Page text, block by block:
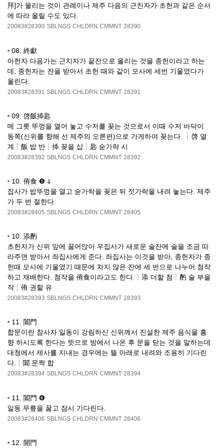
拜]가 올리는 것이 관례이나 제주 다음의 근친자가 초헌과 같은 순서
에 따라 올릴 수도 있다.
20083#28390 SBLNGS CHLDRN CMMNT 28390
• 08. 終獻
아헌자 다음가는 근치자가 끝잔으로 올리는 것을 종헌이라고 하는
데, 종헌자는 잔을 받아서 초헌 때와 같이 모사에 세번 기울였다가
올린다.
20083#28391 SBLNGS CHLDRN CMMNT 28391
• 09. 啓飯揷匙
메 그릇 뚜껑을 열어 놓고 수저를 꽂는 것으로서 이때 수저 바닥이
동쪽(신위를 향해 선 제주의 오른편)으로 가게하여 꽂는다. ┆啓 열
계┆飯 밥 반┆揷 꽂을 삽┆匙 숟가락 시
20083#28392 SBLNGS CHLDRN CMMNT 28392
• 10. 侑食 ❺ ↆ
집사가 밥뚜껑을 열고 숟가락을 꽂은 뒤 젓가락을 내려 놓는다. 제주
가 두 번 절한다.
20083#28405 SBLNGS CHLDRN CMMNT 28405
• 10. 添酌
초헌자가 신위 앞에 꿇어앉아 우집사가 새로운 술잔에 술을 조금 따
라주면 받아서 좌집사에게 준다. 좌집사는 이것을 받아, 종헌자가 종
헌때 모사에 기울였기 때문에 차지 않은 잔에 세 번으로 나누어 첨작
하고 재배한다. 첨작을 侑食이라고도 한다.┆添 더할 첨┆酌 술 부을
작┆侑 권할 유
20083#28393 SBLNGS CHLDRN CMMNT 28393
• 11. 闔門
합문이란 참사자 일동이 강림하신 신위께서 진설한 제주 음식을 흠
향 하시도록 한다는 뜻으로 방에서 나온 후 문을 닫는 것을 말하는데
대청에서 제사를 지내는 경우에는 뜰 아래로 내려와 조용히 기다린
다.┆闔 문짝 합
20083#28394 SBLNGS CHLDRN CMMNT 28394
• 11. 闔門 ❻
일동 무릎을 꿇고 잠시 기다린다.
20083#28406 SBLNGS CHLDRN CMMNT 28406
• 12. 開門